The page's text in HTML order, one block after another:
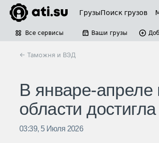
ГрузыПоиск грузов
Все сервисы Ваши грузы
← Таможня и ВЭД
В январе-апреле
области
03:39, 5 Июля 2026